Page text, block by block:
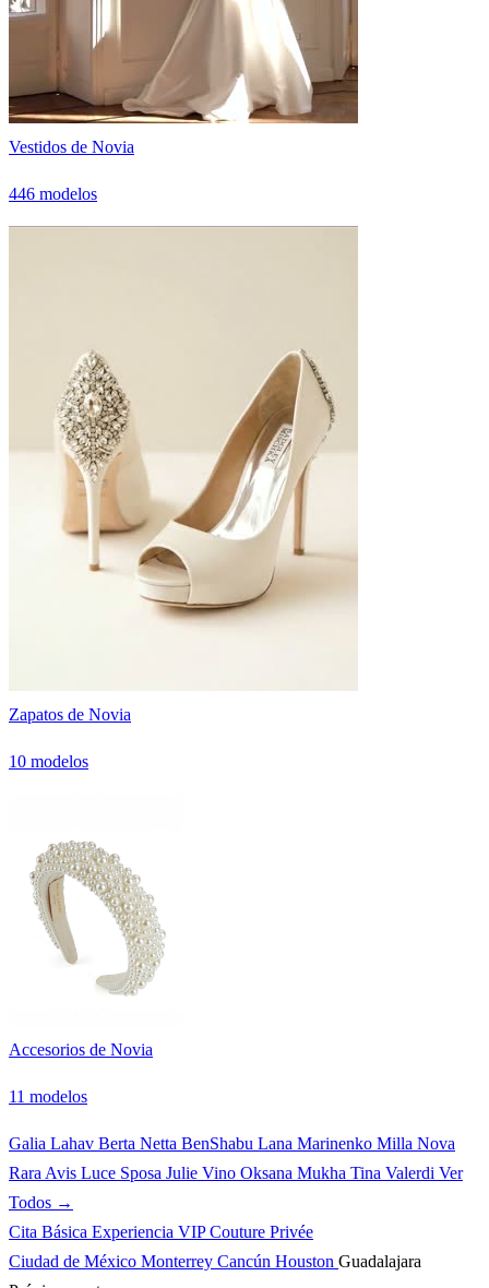
Vestidos de Novia
446 modelos
Zapatos de Novia
10 modelos
Accesorios de Novia
11 modelos
Galia Lahav Berta Netta BenShabu Lana Marinenko Milla Nova
Rara Avis Luce Sposa Julie Vino Oksana Mukha Tina Valerdi Ver
Todos →
Cita Básica Experiencia VIPCouture Privée
Ciudad de México Monterrey Cancún Houston Guadalajara